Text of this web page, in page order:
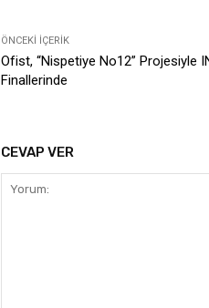
ÖNCEKI İÇERIK
Ofist, “Nispetiye No12” Projesiyle
Finallerinde
CEVAP VER